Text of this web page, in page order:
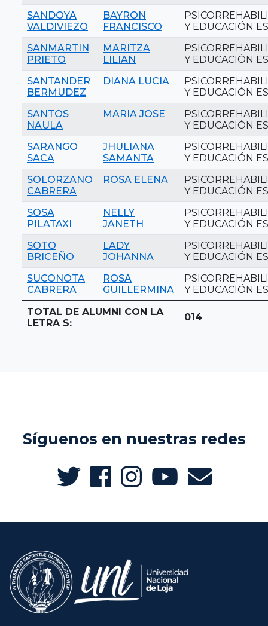
SANDOYA
VALDIVIEZO
BAYRON
FRANCISCO
Y EDUCACIÓN
SANMARTIN
PRIETO
MARITZA
LILIAN
Y EDUCACIÓN
SANTANDER
BERMUDEZ
DIANA LUCIA
Y EDUCACIÓN
SANTOS
NAULA
MARIA JOSE
Y EDUCACIÓN
SARANGO
SACA
JHULIANA
SAMANTA
Y EDUCACIÓN
SOLORZANO
CABRERA
ROSA ELENA
Y EDUCACIÓN
SOSA
PILATAXI
NELLY
JANETH
Y EDUCACIÓN
SOTO
BRICEÑO
LADY
JOHANNA
Y EDUCACIÓN
SUCONOTA
CABRERA
ROSA
GUILLERMINA
Y EDUCACIÓN
TOTAL DE ALUMNI CON LA
LETRA S:
014
Síguenos en nuestras redes